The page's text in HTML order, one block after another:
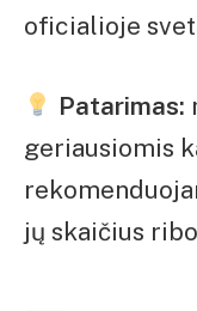
oficialioje
Patarimas:
geriausiomis
jų skaičius